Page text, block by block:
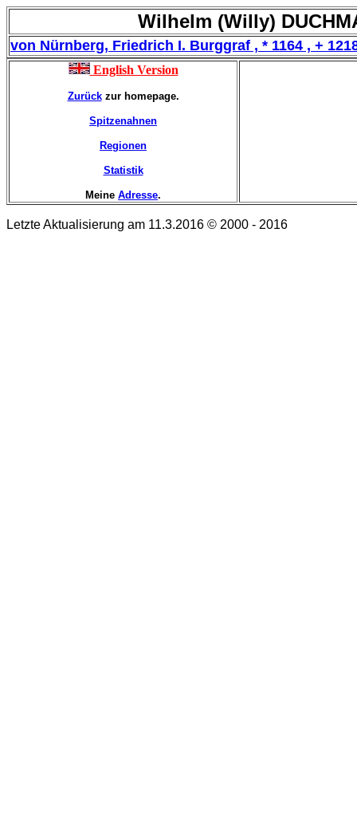
Wilhelm (Willy)
von Nürnberg, Friedrich I. Burggraf , * 1164 , +
English Version
Zurückzur homepage.
Spitzenahnen
Regionen
Statistik
Meine Adresse.
Letzte Aktualisierung am 11.3.2016 © 2000 - 2016